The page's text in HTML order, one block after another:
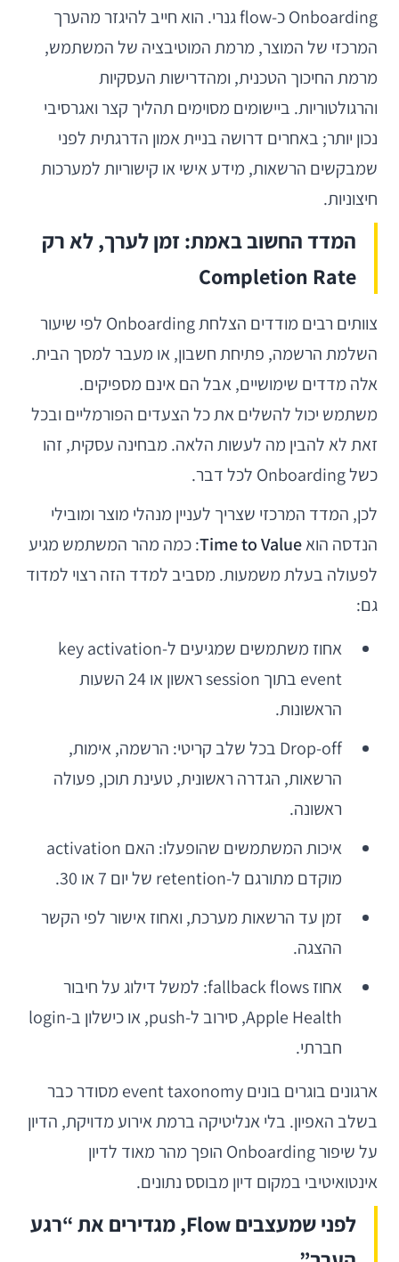
Onboarding כ-flow גנרי. הוא חייב להיגזר מהערך
המרכזי של המוצר, מרמת המוטיבציה של המשתמש,
מרמת החיכוך הטכנית, ומהדרישות העסקיות
והרגולטוריות. ביישומים מסוימים תהליך קצר ואגרסיבי
נכון יותר; באחרים דרושה בניית אמון הדרגתית לפני
שמבקשים הרשאות, מידע אישי או קישוריות למערכות
חיצוניות.
המדד החשוב באמת: זמן לערך, לא רק
Completion Rate
צוותים רבים מודדים הצלחת Onboarding לפי שיעור
השלמת הרשמה, פתיחת חשבון, או מעבר למסך הבית.
אלה מדדים שימושיים, אבל הם אינם מספיקים.
משתמש יכול להשלים את כל הצעדים הפורמליים ובכל
זאת לא להבין מה לעשות הלאה. מבחינה עסקית, זהו
כשל Onboarding לכל דבר.
לכן, המדד המרכזי שצריך לעניין מנהלי מוצר ומובילי
הנדסה הואTime to Value: כמה מהר המשתמש מגיע
לפעולה בעלת משמעות. מסביב למדד הזה רצוי למדוד
גם:
אחוז משתמשים שמגיעים ל-key activation
event בתוך session ראשון או 24 השעות
הראשונות.
Drop-off בכל שלב קריטי: הרשמה, אימות,
הרשאות, הגדרה ראשונית, טעינת תוכן, פעולה
ראשונה.
איכות המשתמשים שהופעלו: האם activation
מוקדם מתורגם ל-retention של יום 7 או 30.
זמן עד הרשאות מערכת, ואחוז אישור לפי הקשר
ההצגה.
אחוז fallback flows: למשל דילוג על חיבור
Apple Health, סירוב ל-push, או כישלון ב-login
חברתי.
ארגונים בוגרים בונים event taxonomy מסודר כבר
בשלב האפיון. בלי אנליטיקה ברמת אירוע מדויקת, הדיון
על שיפור Onboarding הופך מהר מאוד לדיון
אינטואיטיבי במקום דיון מבוסס נתונים.
לפני שמעצבים Flow, מגדירים את “רגע